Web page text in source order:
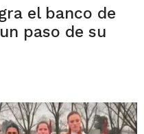
el banco de
paso de su